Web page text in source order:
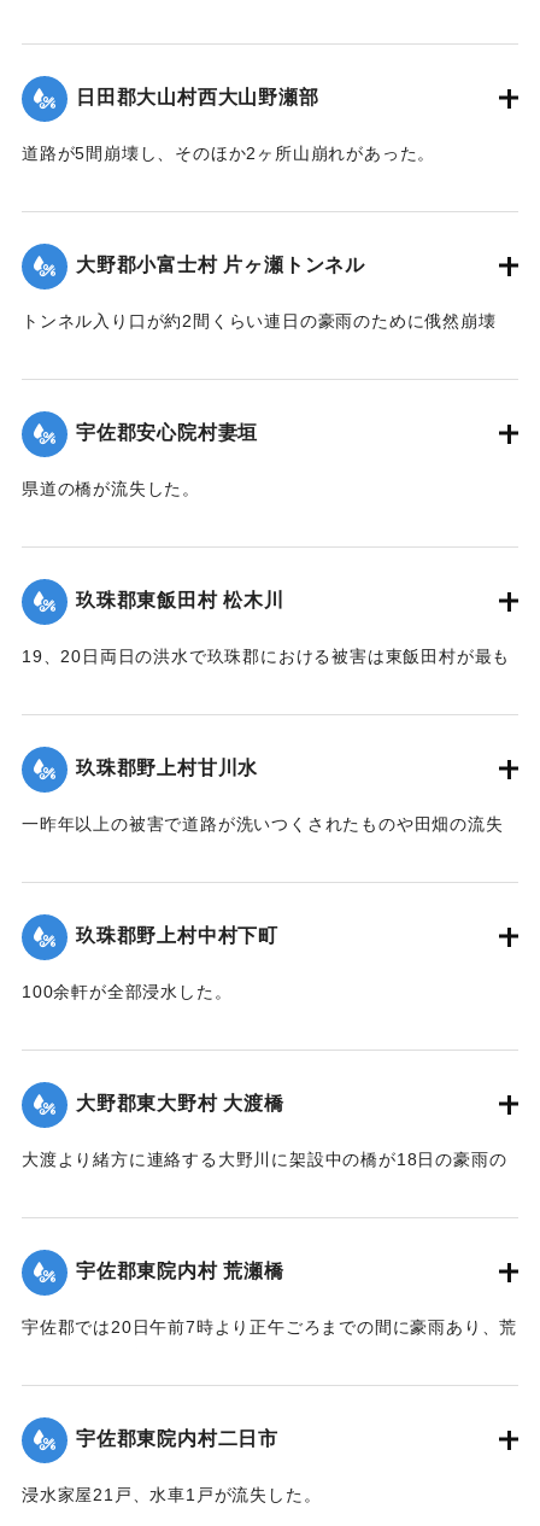
壊して八坂村および杵築町の一部の水田100余町歩はさながら
泥海と化したが、挿秧（田植え）前で被害は軽い見込みであ
る。
【出典：大分新聞 大正12年6月22日 朝刊4面】
日田郡大山村西大山野瀬部
道路が5間崩壊し、そのほか2ヶ所山崩れがあった。
｜固有コード:00275053
大野郡小富士村 片ヶ瀬トンネル
トンネル入り口が約2間くらい連日の豪雨のために俄然崩壊
動車の運転手、10数名が必死になって復旧に務めたので19日
は人馬の通行も安全となったが、目下泥濘約5寸くらいの深さ
で極めて通行困難である。
【出典：大分新聞 大正12年6月22日 朝刊4面】
宇佐郡安心院村妻垣
県道の橋が流失した。
｜固有コード:00275046
玖珠郡東飯田村 松木川
19、20日両日の洪水で玖珠郡における被害は東飯田村が最も
され、川沿いの田地は洗い流されて荒涼を極めている。特に
松木川に架かる橋梁6ヶ所が流失したが、幸いに人畜の死傷は
なかった。この地方はおととしの洪水に大被害を被り、よう
兢々としている。
の有様だ。
面】
｜固有コード:00275047
玖珠郡野上村甘川水
一昨年以上の被害で道路が洗いつくされたものや田畑の流失
｜固有コード:
玖珠郡野上村中村下町
100余軒が全部浸水した。
｜固有コード:00275049
大野郡東大野村 大渡橋
大渡より緒方に連絡する大野川に架設中の橋が18日の豪雨の
業中の朝鮮人は万が一を恐れて従業を拒んでいる。
【出典：大分新聞 大正12年6月22日 朝刊4面】
｜固有コード: 00275050
宇佐郡東院内村 荒瀬橋
宇佐郡では20日午前7時より正午ごろまでの間に豪雨あり、荒
壊。橋梁が2箇所流失した。
【出典：大分新聞 大正12年6月22日 朝刊4面】
｜固有コード:00275042
宇佐郡東院内村二日市
浸水家屋21戸、水車1戸が流失した。